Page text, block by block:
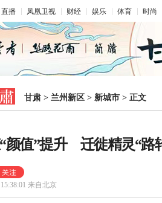
直播 凤凰卫视 财经 娱乐 体育 时尚
甘肃 > 兰州新区 > 新城市 > 正文
颜值”提升 迁徙精灵“路
来自北京